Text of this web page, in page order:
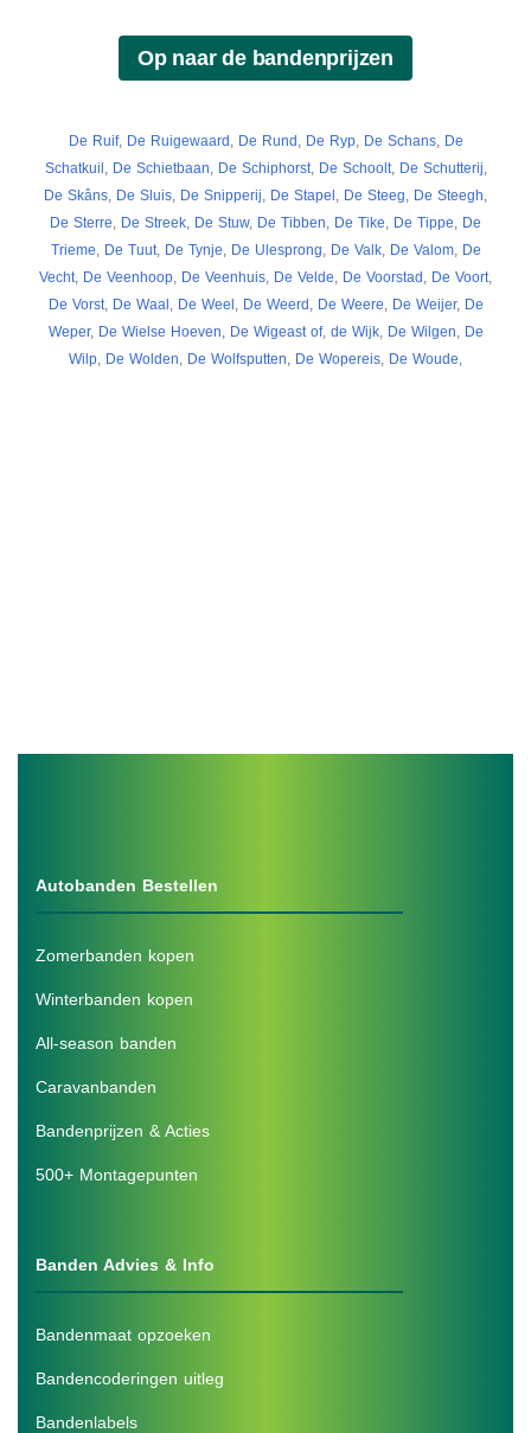
De Ruif, De Ruigewaard De Rund De Ryp, De Schans, De
Schatkuil
De Schietbaan De Schiphorst, De Schoolt, De Schutterij
De Skâns De Sluis De Snipperij De Stapel De Steeg De Steegh
De Sterre
De Streek De Stuw, De Tibben De Tike De Tippe
De
Trieme
De Tuut, De Tynje De Ulesprong De Valk, De Valom, De
Vecht De Veenhoop De Veenhuis De Velde De Voorstad De Voort
De Vorst, De Waal De Weel De Weerd De Weere De Weijer, De
Weper, De Wielse Hoeven De Wigeast of, de Wijk, De Wilgen
De
Wilp De Wolden De Wolfsputten De Wopereis De Woude
Autobanden Bestellen
Zomerbanden kopen
Winterbanden kopen
All-season banden
Caravanbanden
Bandenprijzen & Acties
500+ Montagepunten
Banden Advies & Info
Bandenmaat opzoeken
Bandencoderingen uitleg
Bandenlabels